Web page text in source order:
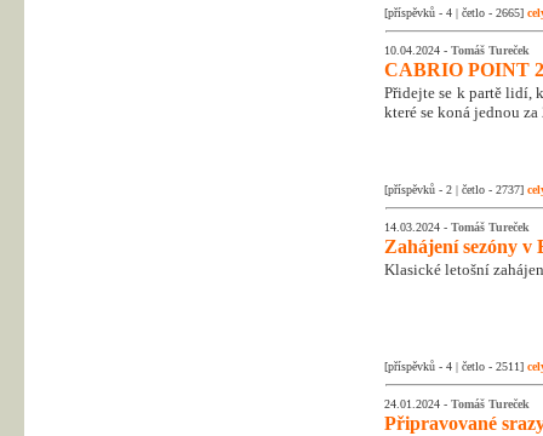
[příspěvků - 4 | četlo - 2665]
10.04.2024 - Tomáš Tureček
CABRIO POINT
Přidejte se k partě lidí,
které se koná jednou
[příspěvků - 2 | četlo - 2737]
14.03.2024 - Tomáš Tureček
Zahájení sezóny v
Klasické letošní
[příspěvků - 4 | četlo - 2511]
24.01.2024 - Tomáš Tureček
Připravované